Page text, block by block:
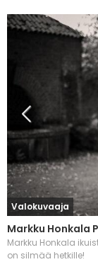
Valokuvaaja
Markku Honkala
Markku Honkala
on silmää hetkille!